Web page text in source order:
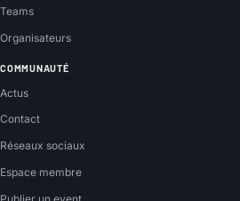
Teams
Organisateurs
COMMUNAUTÉ
Actus
Contact
Réseaux sociaux
Espace membre